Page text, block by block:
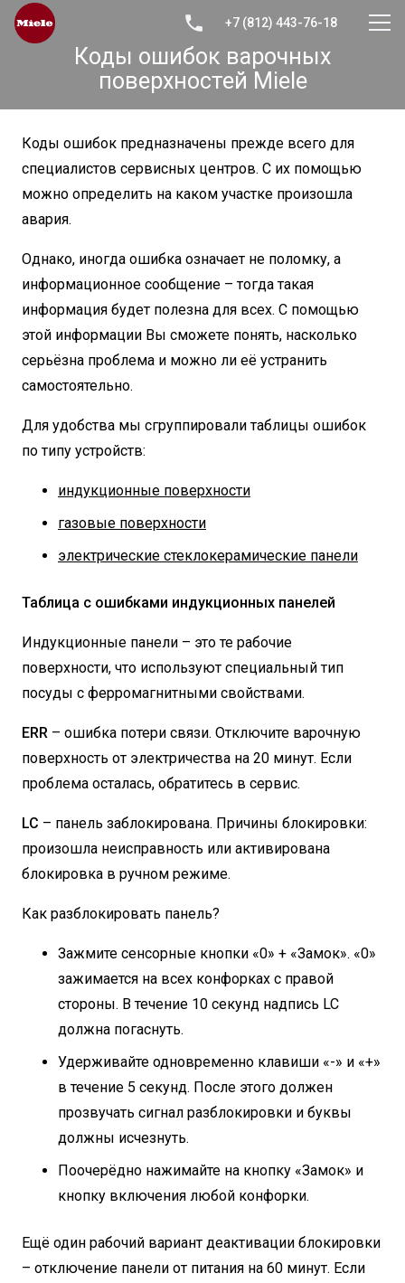
+7 (812) 443-76-18
Коды ошибок варочных
поверхностей Miele
Коды ошибок предназначены прежде всего для
специалистов сервисных центров. С их помощью
можно определить на каком участке произошла
авария.
Однако, иногда ошибка означает не поломку, а
информационное сообщение – тогда такая
информация будет полезна для всех. С помощью
этой информации Вы сможете понять, насколько
серьёзна проблема и можно ли её устранить
самостоятельно.
Для удобства мы сгруппировали таблицы ошибок
по типу устройств:
индукционные поверхности
газовые поверхности
электрические стеклокерамические панели
Таблица с ошибками индукционных панелей
Индукционные панели – это те рабочие
поверхности, что используют специальный тип
посуды с ферромагнитными свойствами.
ERR – ошибка потери связи. Отключите варочную
поверхность от электричества на 20 минут. Если
проблема осталась, обратитесь в сервис.
LC – панель заблокирована. Причины блокировки:
произошла неисправность или активирована
блокировка в ручном режиме.
Как разблокировать панель?
Зажмите сенсорные кнопки «0» + «Замок». «0»
зажимается на всех конфорках с правой
стороны. В течение 10 секунд надпись LC
должна погаснуть.
Удерживайте одновременно клавиши «-» и «+»
в течение 5 секунд. После этого должен
прозвучать сигнал разблокировки и буквы
должны исчезнуть.
Поочерёдно нажимайте на кнопку «Замок» и
кнопку включения любой конфорки.
Ещё один рабочий вариант деактивации блокировки
– отключение панели от питания на 60 минут. Если